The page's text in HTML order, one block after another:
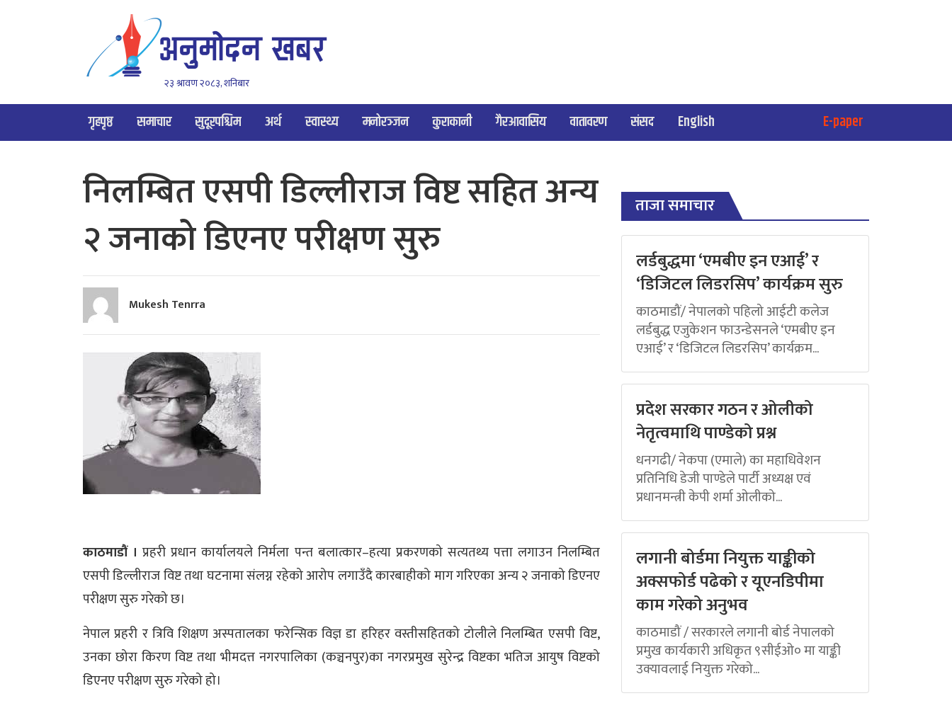
२३ श्रावण २०८३, शनिबार
गृहपृष्ठ समाचार सुदूरपश्चिम अर्थ स्वास्थ्य मनोरञ्जन कुराकानी गैरआवासिय वातावरण संसद English E-paper
निलम्बित एसपी डिल्लीराज विष्ट सहित अन्य
२ जनाको डिएनए परीक्षण सुरु
Mukesh Tenrra
काठमाडौं । प्रहरी प्रधान कार्यालयले निर्मला पन्त बलात्कार–हत्या प्रकरणको सत्यतथ्य पत्ता लगाउन निलम्बित
एसपी डिल्लीराज विष्ट तथा घटनामा संलग्न रहेको आरोप लगाउँदै कारबाहीको माग गरिएका अन्य २ जनाको डिएनए
परीक्षण सुरु गरेको छ।
नेपाल प्रहरी र त्रिवि शिक्षण अस्पतालका फरेन्सिक विज्ञ डा हरिहर वस्तीसहितको टोलीले निलम्बित एसपी विष्ट,
उनका छोरा किरण विष्ट तथा भीमदत्त नगरपालिका (कञ्चनपुर)का नगरप्रमुख सुरेन्द्र विष्टका भतिज आयुष विष्टको
डिएनए परीक्षण सुरु गरेको हो।
ताजा समाचार
लर्डबुद्धमा ‘एमबीए इन एआई’ र
‘डिजिटल लिडरसिप’ कार्यक्रम सुरु
काठमाडौं/ नेपालको पहिलो आईटी कलेज
लर्डबुद्ध एजुकेशन फाउन्डेसनले ‘एमबीए इन
एआई’ र ‘डिजिटल लिडरसिप’ कार्यक्रम...
प्रदेश सरकार गठन र ओलीको
नेतृत्वमाथि पाण्डेको प्रश्न
धनगढी/ नेकपा (एमाले) का महाधिवेशन
प्रतिनिधि डेजी पाण्डेले पार्टी अध्यक्ष एवं
प्रधानमन्त्री केपी शर्मा ओलीको...
लगानी बोर्डमा नियुक्त याङ्कीको
अक्सफोर्ड पढेको र यूएनडिपीमा
काम गरेको अनुभव
काठमाडौं / सरकारले लगानी बोर्ड नेपालको
प्रमुख कार्यकारी अधिकृत ९सीईओ० मा याङ्की
उक्यावलाई नियुक्त गरेको...